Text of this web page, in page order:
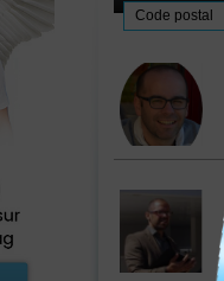
Code postal